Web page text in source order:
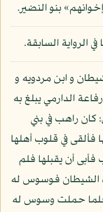
بنو النضير.
الرواية السابقة.
و ابن مردويه و
الدارمي يبلغ به
كان راهب في بني
في قلوب أهلها
فأبى أن يقبلها فلم
الشيطان فوسوس له
فلما حملت وسوس له